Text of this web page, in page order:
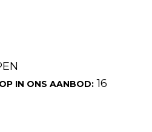
IN ONS AANBOD:16